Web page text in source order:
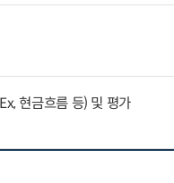
현금흐름 등) 및 평가